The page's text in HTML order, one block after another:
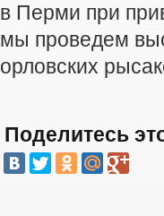
в Перми при
мы проведем
орловских
Поделитесь